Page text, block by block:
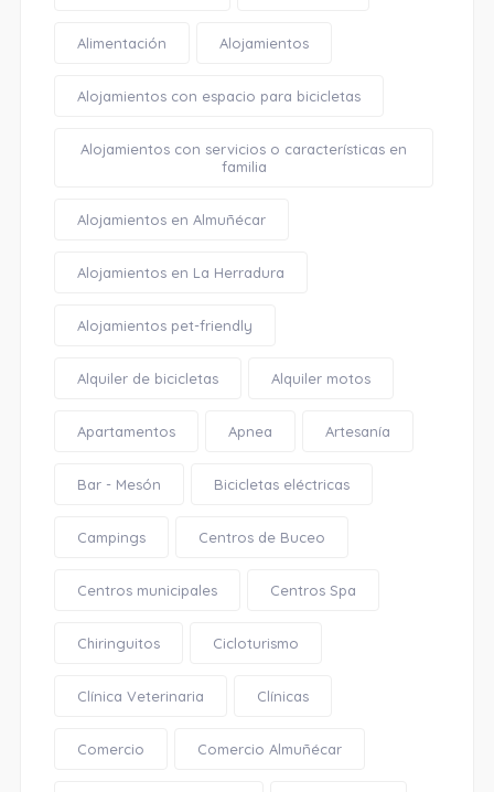
Alimentación Alojamientos
Alojamientos con espacio para bicicletas
Alojamientos con servicios o características en
familia
Alojamientos en Almuñécar
Alojamientos en La Herradura
Alojamientos pet-friendly
Alquiler de bicicletas Alquiler motos
Apartamentos Apnea Artesanía
Bar - Mesón Bicicletas eléctricas
Campings Centros de Buceo
Centros municipales Centros Spa
Chiringuitos Cicloturismo
Clínica Veterinaria Clínicas
Comercio Comercio Almuñécar